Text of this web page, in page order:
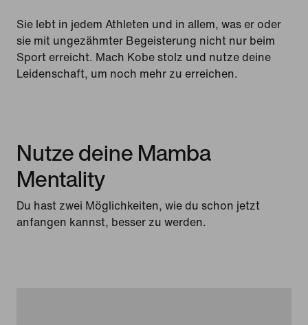
Sie lebt in jedem Athleten und in allem, was er oder
sie mit ungezähmter Begeisterung nicht nur beim
Sport erreicht. Mach Kobe stolz und nutze deine
Leidenschaft, um noch mehr zu erreichen.
Nutze deine Mamba
Mentality
Du hast zwei Möglichkeiten, wie du schon jetzt
anfangen kannst, besser zu werden.